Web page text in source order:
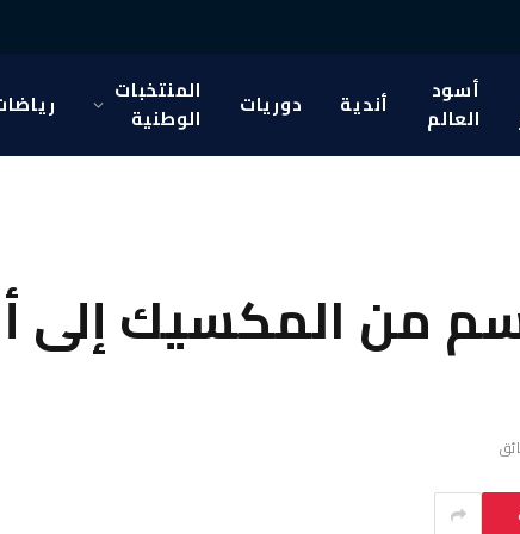
أسود
العالم
أندية دوريات
المنتخبات
الوطنية
من المكسيك إلى